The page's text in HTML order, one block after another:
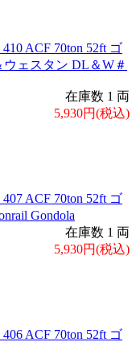
ACF 70ton 52ft ゴ
ェスタン DL＆W＃
在庫数 1 両
5,930円(税込)
ACF 70ton 52ft ゴ
Gondola
在庫数 1 両
5,930円(税込)
ACF 70ton 52ft ゴ